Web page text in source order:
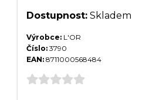
Dostupnost: Skladem
Výrobce: L'OR
Číslo: 3790
EAN: 8711000568484